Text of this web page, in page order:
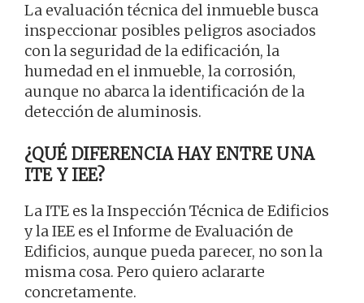
La evaluación técnica del inmueble busca
inspeccionar posibles peligros asociados
con la seguridad de la edificación, la
humedad en el inmueble, la corrosión,
aunque no abarca la identificación de la
detección de aluminosis.
¿QUÉ DIFERENCIA HAY ENTRE UNA
ITE Y IEE?
La ITE es la Inspección Técnica de Edificios
y la IEE es el Informe de Evaluación de
Edificios, aunque pueda parecer, no son la
misma cosa. Pero quiero aclararte
concretamente.